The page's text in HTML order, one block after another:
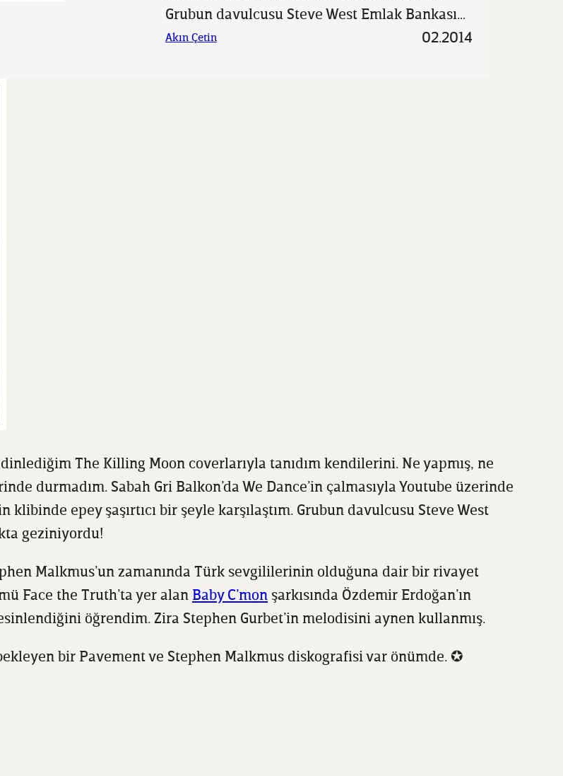
Grubun davulcusu Steve West Emlak Bankası…
Akın Çetin 02.2014
The Killing Moon coverlarıyla tanıdım kendilerini. Ne yapmış, ne
durmadım. Sabah Gri Balkon’da We Dance’in çalmasıyla Youtube üzerinde
klibinde epey şaşırtıcı bir şeyle karşılaştım. Grubun davulcusu Steve West
geziniyordu!
Malkmus’un zamanında Türk sevgililerinin olduğuna dair bir rivayet
Face the Truth’ta yer alan Baby C’mon şarkısında Özdemir Erdoğan’ın
öğrendim. Zira Stephen Gurbet’in melodisini aynen kullanmış.
bir Pavement ve Stephen Malkmus diskografisi var önümde. ✪